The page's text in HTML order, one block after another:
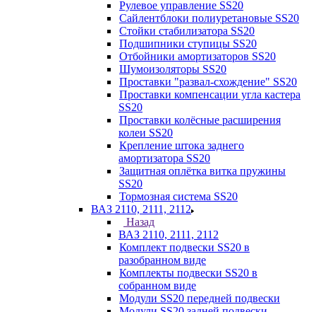
Рулевое управление SS20
Сайлентблоки полиуретановые SS20
Стойки стабилизатора SS20
Подшипники ступицы SS20
Отбойники амортизаторов SS20
Шумоизоляторы SS20
Проставки "развал-схождение" SS20
Проставки компенсации угла кастера
SS20
Проставки колёсные расширения
колеи SS20
Крепление штока заднего
амортизатора SS20
Защитная оплётка витка пружины
SS20
Тормозная система SS20
ВАЗ 2110, 2111, 2112
Назад
ВАЗ 2110, 2111, 2112
Комплект подвески SS20 в
разобранном виде
Комплекты подвески SS20 в
собранном виде
Модули SS20 передней подвески